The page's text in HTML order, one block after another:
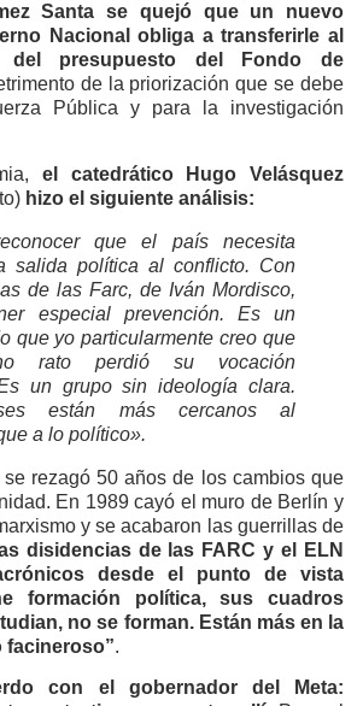
Santa se quejó que un nuevo
Nacional obliga a transferirle al
del presupuesto del Fondo de
de la priorización que se debe
Pública y para la investigación
el catedrático Hugo Velásquez
hizo el siguiente análisis:
que el país necesita
salida política al conflicto. Con
de las Farc, de Iván Mordisco,
especial prevención. Es un
que yo particularmente creo que
rato perdió su vocación
un grupo sin ideología clara.
están más cercanos al
a lo político».
rezagó 50 años de los cambios que
En 1989 cayó el muro de Berlín y
y se acabaron las guerrillas de
disidencias de las FARC y el ELN
desde el punto de vista
formación política, sus cuadros
no se forman. Están más en la
facineroso”.
con el gobernador del Meta: